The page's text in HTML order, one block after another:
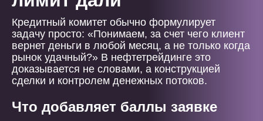
Кредитный комитет обычно формулирует
задачу просто: «Понимаем, за счет чего клиент
вернет деньги в любой месяц, а не только когда
рынок удачный?» В нефтетрейдинге это
доказывается не словами, а конструкцией
сделки и контролем денежных потоков.
Что добавляет баллы заявке